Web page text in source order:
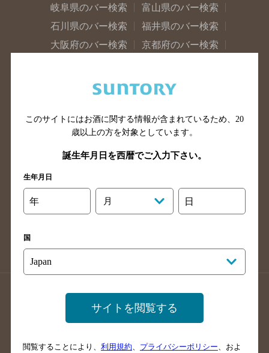
岐阜県のバー検索
富山県のバー検索
石川県のバー検索
福井県のバー検索
大阪府のバー検索
京都府のバー検索
滋賀県のバー検索
和歌山県のバー検索
山口県のバー検索
鳥取県のバー検索
島根県のバー検索
徳島県のバー検索
香川県のバー検索
愛媛県のバー検索
高知県のバー検索
長崎県のバー検索
佐賀県のバー検索
大分県のバー検索
熊本県のバー検索
沖縄県のバー検索
店舗登録方法のご案内
店舗情報更新方法のご案内
掲載店舗様ログイン
このサイトにはお酒に関する情報が含まれているため、 20
歳以上の方を対象としています。
誕生年月日を西暦でご入力下さい。
生年月日
年 月 日
国
サイトを閲覧する
閲覧することにより、 利用規約 プライバシーポリシー 、およ